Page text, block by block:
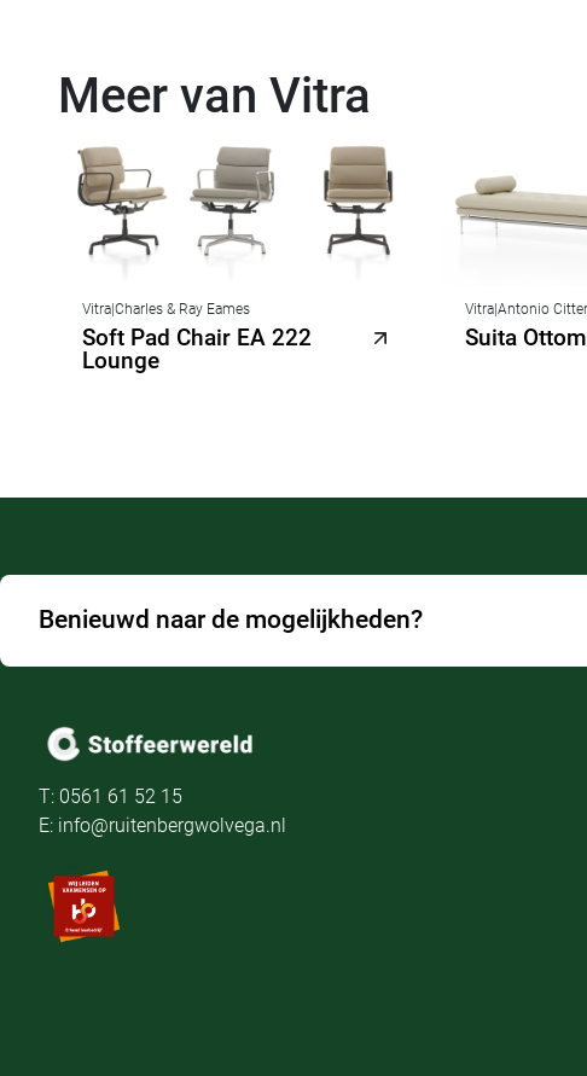
Meer van Vitra
Vitra|Charles & Ray Eames
Soft Pad Chair EA 222
Lounge
Vitra|Antonio
Suita
Benieuwd naar de mogelijkheden?
T: 0561 61 52 15
E: info@ruitenbergwolvega.nl